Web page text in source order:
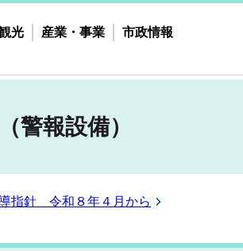
光 産業・事業 市政情報
警報設備）
指針 令和８年４月から